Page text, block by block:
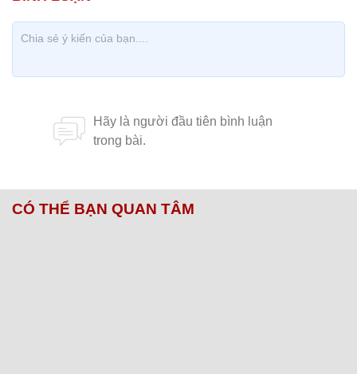
CÓ THỂ BẠN QUAN TÂM